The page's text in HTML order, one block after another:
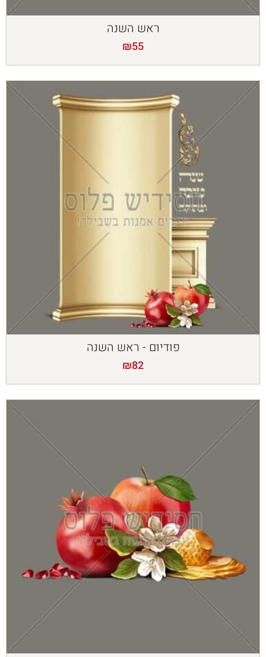
ראש השנה
₪55
פודיום - ראש השנה
₪82